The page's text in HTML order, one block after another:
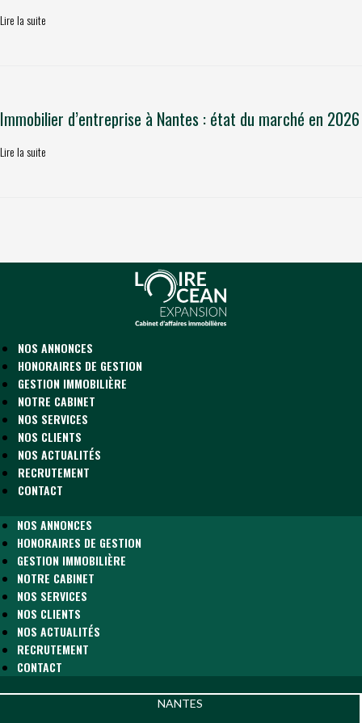
Lire la suite
Immobilier d’entreprise à Nantes : état du marché en 2026
Lire la suite
NOS ANNONCES
HONORAIRES DE GESTION
GESTION IMMOBILIÈRE
NOTRE CABINET
NOS SERVICES
NOS CLIENTS
NOS ACTUALITÉS
RECRUTEMENT
CONTACT
NOS ANNONCES
HONORAIRES DE GESTION
GESTION IMMOBILIÈRE
NOTRE CABINET
NOS SERVICES
NOS CLIENTS
NOS ACTUALITÉS
RECRUTEMENT
CONTACT
NANTES